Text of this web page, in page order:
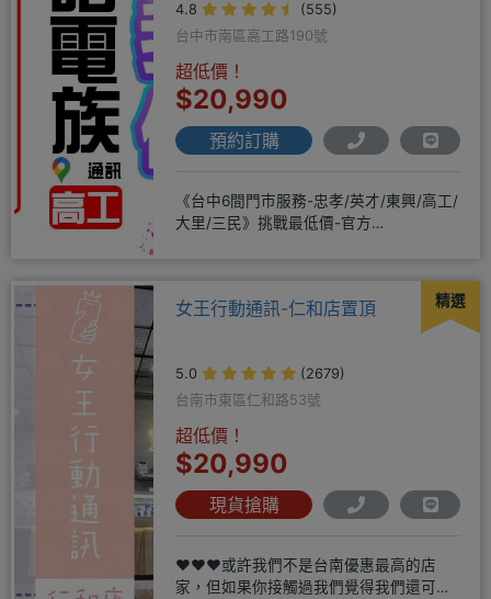
4.8
(555)
台中市南區高工路190號
超低價！
$20,990
預約訂購
《台中6間門市服務-忠孝/英才/東興/高工/
大里/三民》挑戰最低價-官方
精選
女王行動通訊-仁和店置頂
5.0
(2679)
台南市東區仁和路53號
超低價！
$20,990
現貨搶購
❤️❤️❤️或許我們不是台南優惠最高的店
家，但如果你接觸過我們覺得我們還可